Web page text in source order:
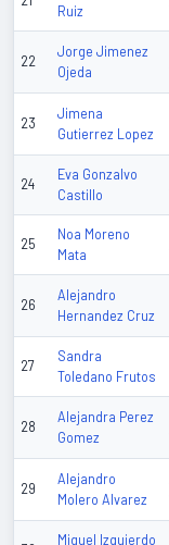
Ruiz
22
Jorge Jimenez
Ojeda
23
Jimena
Gutierrez Lopez
24
Eva Gonzalvo
Castillo
25
Noa Moreno
Mata
26
Alejandro
Hernandez Cruz
27
Sandra
Toledano Frutos
28
Alejandra Perez
Gomez
29
Alejandro
Molero Alvarez
Miguel Izquierdo